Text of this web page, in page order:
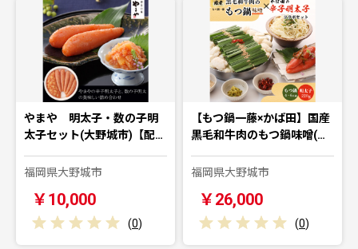
やまや 明太子・数の子明
太子セット(大野城市)【配…
福岡県大野城市
￥10,000
(0)
【もつ鍋一藤×かば田】国産
黒毛和牛肉のもつ鍋味噌(…
福岡県大野城市
￥26,000
(0)